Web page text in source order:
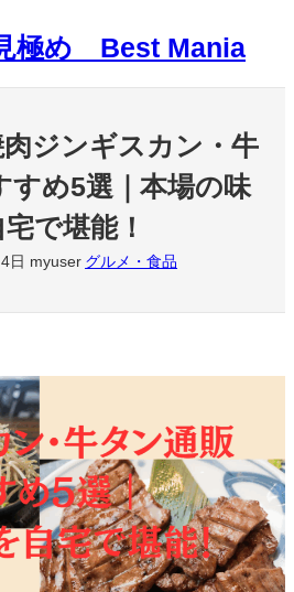
極め Best Mania
ジンギスカン・牛
すめ5選｜本場の味
で堪能！
日 myuser グルメ・食品